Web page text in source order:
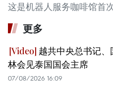
这是机器人服务咖啡馆首
更多
越共中央总书记
林会见泰国国会主席
07/08/2026 16:09